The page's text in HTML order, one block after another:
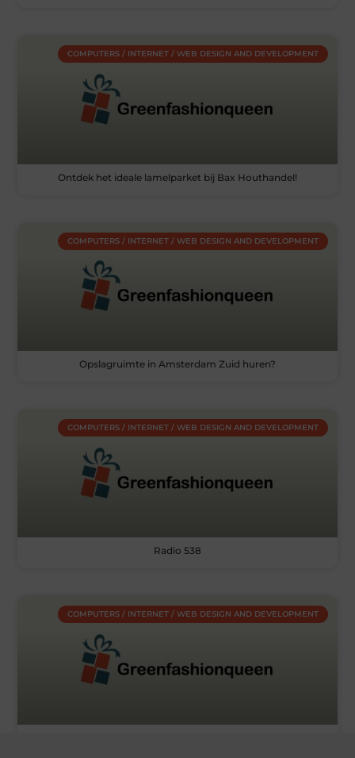
COMPUTERS / INTERNET / WEB DESIGN AND DEVELOPMENT
Ontdek het ideale lamelparket bij Bax Houthandel!
COMPUTERS / INTERNET / WEB DESIGN AND DEVELOPMENT
Opslagruimte in Amsterdam Zuid huren?
COMPUTERS / INTERNET / WEB DESIGN AND DEVELOPMENT
Radio 538
COMPUTERS / INTERNET / WEB DESIGN AND DEVELOPMENT